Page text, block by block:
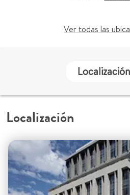
Ver todas las
Localización
Localización